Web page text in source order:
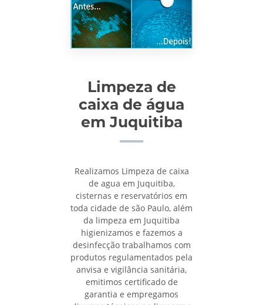
Limpeza de
caixa de água
em Juquitiba
Realizamos Limpeza de caixa
de agua em Juquitiba,
cisternas e reservatórios em
toda cidade de são Paulo, além
da limpeza em Juquitiba
higienizamos e fazemos a
desinfecção trabalhamos com
produtos regulamentados pela
anvisa e vigilância sanitária,
emitimos certificado de
garantia e empregamos